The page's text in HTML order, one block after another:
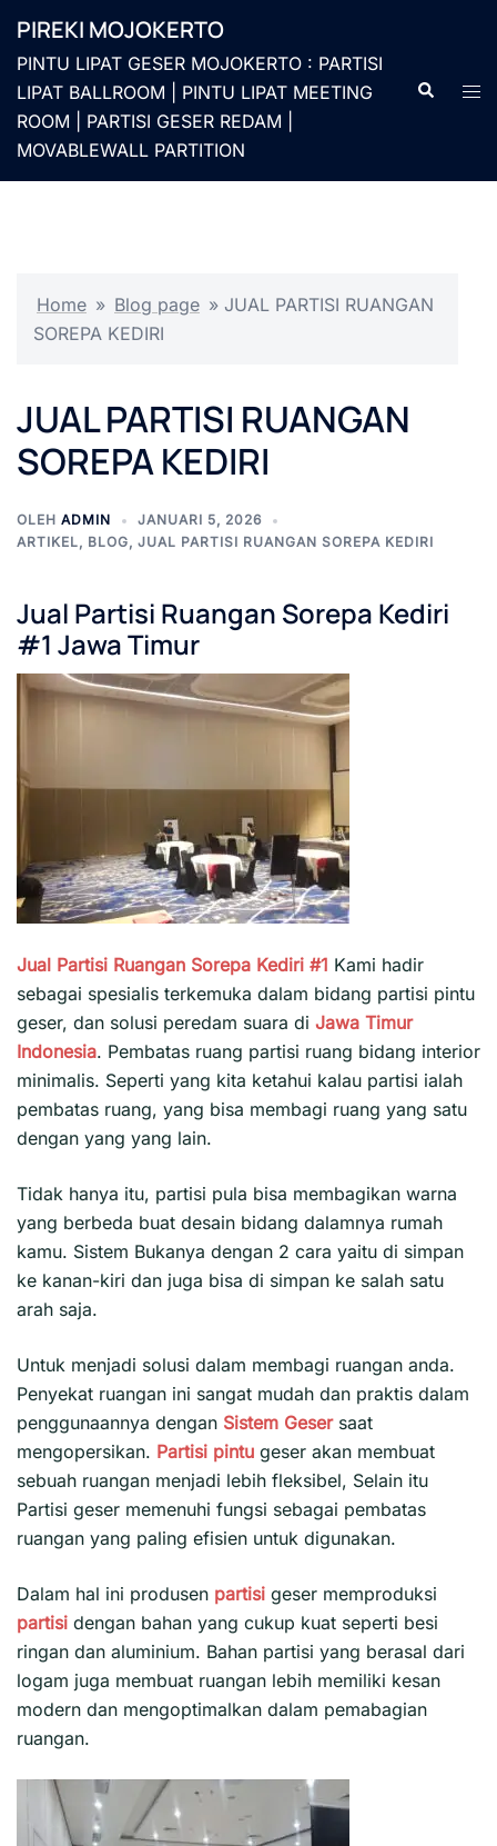
kePIREKI MOJOKERTO
PINTU LIPAT GESER MOJOKERTO : PARTISI
LIPAT BALLROOM | PINTU LIPAT MEETING
ROOM | PARTISI GESER REDAM |
MOVABLEWALL PARTITION
Cari
Home » Blog page » JUAL PARTISI RUANGAN
SOREPA KEDIRI
JUAL PARTISI RUANGAN
SOREPA KEDIRI
OLEH ADMIN
JANUARI 5, 2026
ARTIKEL, BLOG, JUAL PARTISI RUANGAN SOREPA KEDIRI
Jual Partisi Ruangan Sorepa Kediri
#1 Jawa Timur
Jual Partisi Ruangan Sorepa Kediri #1 Kami hadir
sebagai spesialis terkemuka dalam bidang partisi pintu
geser, dan solusi peredam suara di Jawa Timur
Indonesia. Pembatas ruang partisi ruang bidang interior
minimalis. Seperti yang kita ketahui kalau partisi ialah
pembatas ruang, yang bisa membagi ruang yang satu
dengan yang yang lain.
Tidak hanya itu, partisi pula bisa membagikan warna
yang berbeda buat desain bidang dalamnya rumah
kamu. Sistem Bukanya dengan 2 cara yaitu di simpan
ke kanan-kiri dan juga bisa di simpan ke salah satu
arah saja.
Untuk menjadi solusi dalam membagi ruangan anda.
Penyekat ruangan ini sangat mudah dan praktis dalam
penggunaannya dengan Sistem Gesersaat
mengopersikan. Partisi pintu geser akan membuat
sebuah ruangan menjadi lebih fleksibel, Selain itu
Partisi geser memenuhi fungsi sebagai pembatas
ruangan yang paling efisien untuk digunakan.
Dalam hal ini produsen partisi geser memproduksi
partisi dengan bahan yang cukup kuat seperti besi
ringan dan aluminium. Bahan partisi yang berasal dari
logam juga membuat ruangan lebih memiliki kesan
modern dan mengoptimalkan dalam pemabagian
ruangan.